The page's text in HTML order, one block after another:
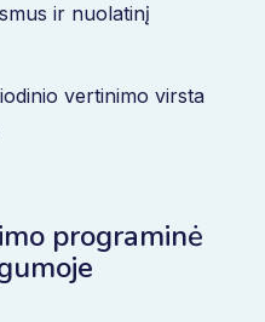
ir nuolatinį
vertinimo virsta
programinė